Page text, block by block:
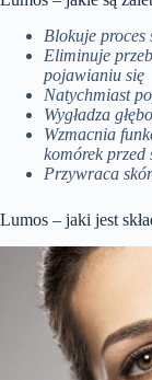
Blokuje proces
Eliminuje
pojawianiu się
Natychmiast
Wygładza
Wzmacnia
komórek przed
Przywraca
Lumos – jaki jest